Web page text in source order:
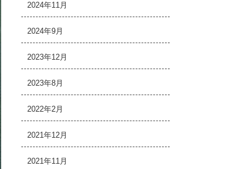
2024年11月
2024年9月
2023年12月
2023年8月
2022年2月
2021年12月
2021年11月